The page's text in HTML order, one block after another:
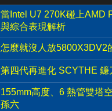
當Intel U7 270K碰上AMD
與綜合表現解析
怎麼就沒人放5800X3DV2
第四代再進化 SCYTHE
155mm高度、6 熱管雙塔
孫六